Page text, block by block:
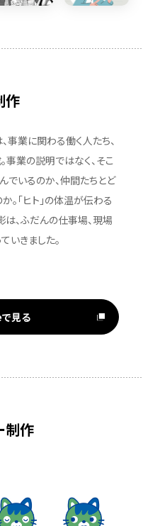
作
事業に関わる働く人たち、
業の説明ではなく、そこ
でいるのか、仲間たちとど
。「ヒト」の体温が伝わる
、ふだんの仕事場、現場
いきました。
見る
制作